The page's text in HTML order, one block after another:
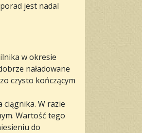
jest nadal
w okresie
naładowane
czysto kończącym
ciągnika. W razie
Wartość tego
do